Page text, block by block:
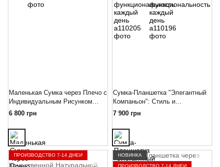
Маленькая Сумка через Плечо с
Индивидуальным Рисунком
Льва: Стиль и Уникальность в
Каждой Детали
6 800 грн
Сумка-Планшетка "Элегантный
Компаньон": Стиль и
Практичность в Тонкой Форме
7 900 грн
ПРОИЗВОДСТВО 7-14 ДНЕЙ
НОВИНКА
ПРОИЗВОДСТВО 7-14 ДНЕЙ